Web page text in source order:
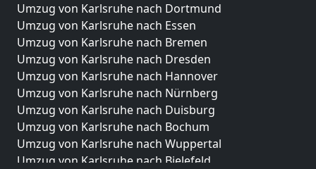
Umzug von Karlsruhe nach Dortmund
Umzug von Karlsruhe nach Essen
Umzug von Karlsruhe nach Bremen
Umzug von Karlsruhe nach Dresden
Umzug von Karlsruhe nach Hannover
Umzug von Karlsruhe nach Nürnberg
Umzug von Karlsruhe nach Duisburg
Umzug von Karlsruhe nach Bochum
Umzug von Karlsruhe nach Wuppertal
Umzug von Karlsruhe nach Bielefeld